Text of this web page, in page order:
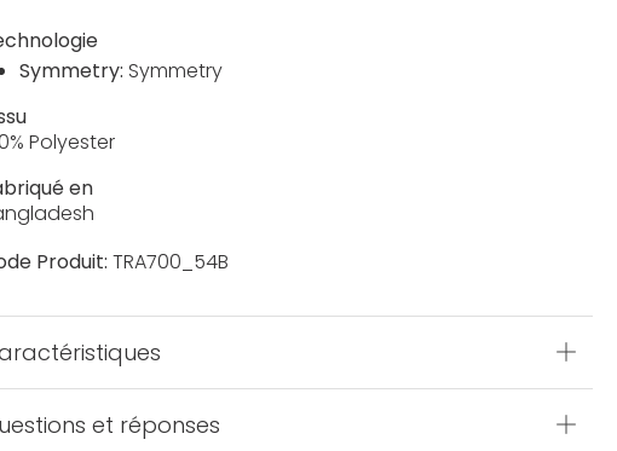
Symmetry: Symmetry
Polyester
en
Produit: TRA700_54B
et réponses